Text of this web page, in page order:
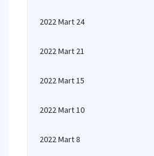
2022 Mart 24
2022 Mart 21
2022 Mart 15
2022 Mart 10
2022 Mart 8